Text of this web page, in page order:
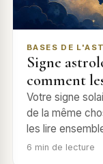
BASES DE
Signe
comment
Votre signe
de la même
les lire
6 min de lecture